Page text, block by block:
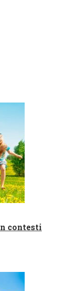
contesti